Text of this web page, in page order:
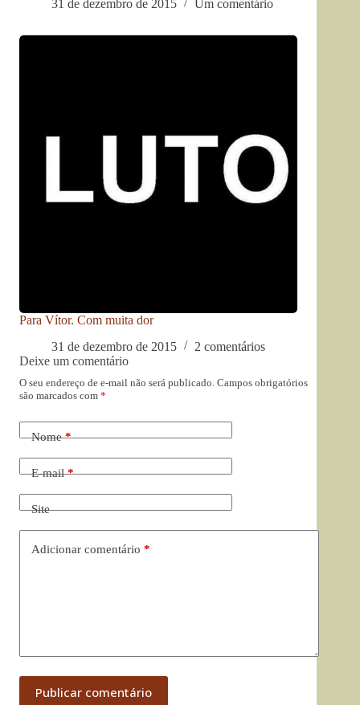
31 de dezembro de 2015
Um comentário
Para Vítor. Com muita dor
31 de dezembro de 2015
2 comentários
Deixe um comentário
O seu endereço de e-mail não será publicado. Campos obrigatórios
são marcados com *
Nome*
E-mail*
Site
Adicionar comentário *
Publicar comentário